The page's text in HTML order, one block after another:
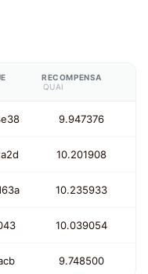
RECOMPENSA
QUAI
9.947376
10.201908
10.235933
10.039054
9.748500